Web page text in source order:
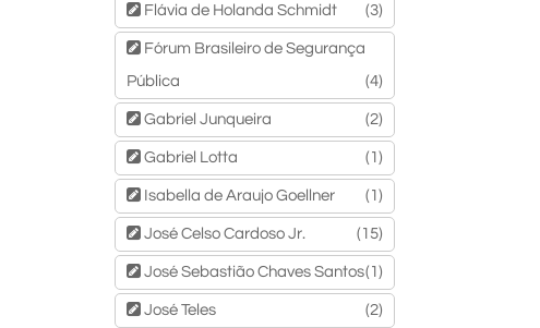
Flávia de Holanda Schmidt (3)
Fórum Brasileiro de Segurança
Pública
(4)
Gabriel Junqueira (2)
Gabriel Lotta (1)
Isabella de Araujo Goellner (1)
José Celso Cardoso Jr. (15)
José Sebastião Chaves Santos(1)
José Teles (2)